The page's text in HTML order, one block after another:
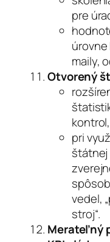
pre
maily,
Otvorený
pri
štátnej
vedel,
stroj“.
Merateľný